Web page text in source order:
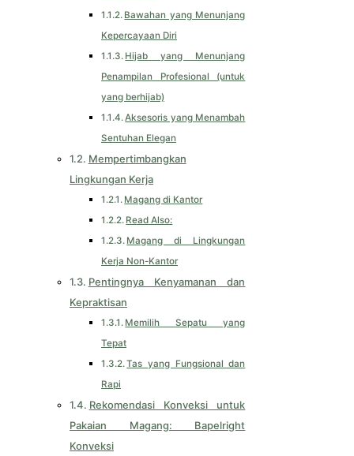
Bawahan yang Menunjang
Kepercayaan Diri
Hijab yang Menunjang
Penampilan Profesional (untuk
yang berhijab)
Aksesoris yang Menambah
Sentuhan Elegan
Mempertimbangkan
Lingkungan Kerja
Magang di Kantor
Read Also:
Magang di Lingkungan
Kerja Non-Kantor
Pentingnya Kenyamanan dan
Kepraktisan
Memilih Sepatu yang
Tepat
Tas yang Fungsional dan
Rapi
Rekomendasi Konveksi untuk
Pakaian Magang: Bapelright
Konveksi